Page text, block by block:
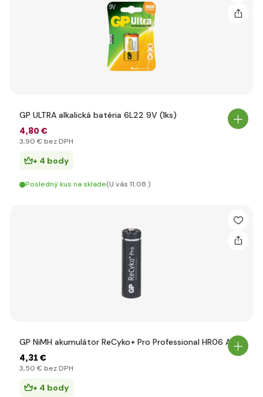
GP ULTRA alkalická batéria 6L22 9V (1ks)
4,80 €
3,90 € bez DPH
+ 4 body
Posledný kus na sklade(U vás 11.08.)
GP NiMH akumulátor ReCyko+ Pro Professional HR06 AA
4,31 €
3,50 € bez DPH
+ 4 body